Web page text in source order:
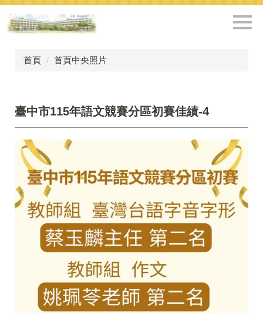
跳
到
主
首頁 首頁中央照片
臺中市115年語文競賽分區初賽佳績-4